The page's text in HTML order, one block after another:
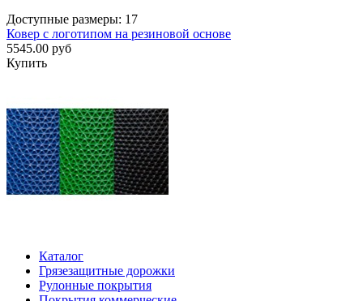
Доступные размеры: 17
Ковер с логотипом на резиновой основе
5545.00 руб
Купить
Каталог
Грязезащитные дорожки
Рулонные покрытия